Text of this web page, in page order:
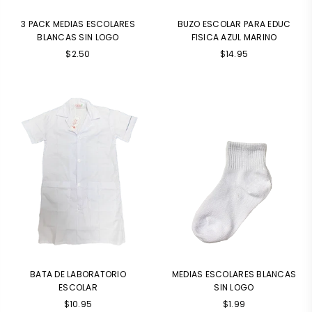
3 PACK MEDIAS ESCOLARES
BLANCAS SIN LOGO
Precio
$2.50
BUZO ESCOLAR PARA EDUC
FISICA AZUL MARINO
Precio
$14.95
BATA DE LABORATORIO
ESCOLAR
$10.95
MEDIAS ESCOLARES BLANCAS
SIN LOGO
Precio
$1.99